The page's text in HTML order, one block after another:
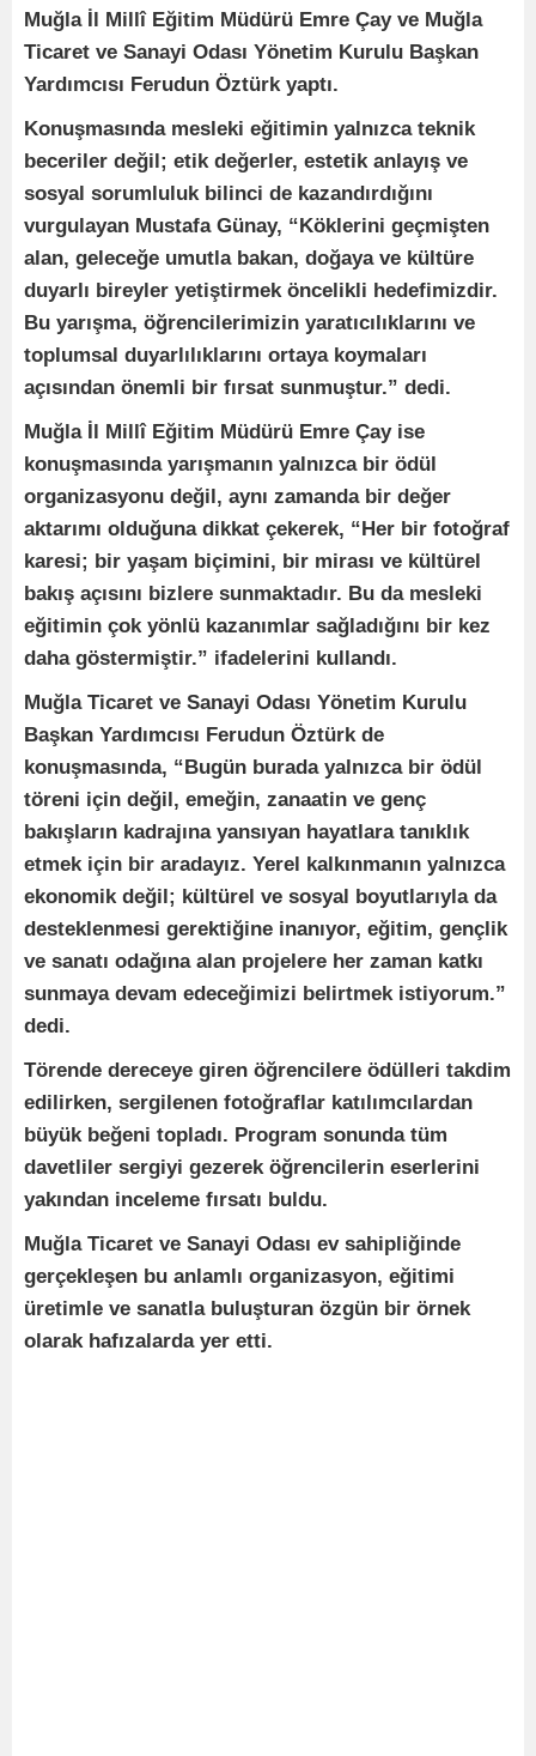
Muğla İl Millî Eğitim Müdürü Emre Çay ve Muğla
Ticaret ve Sanayi Odası Yönetim Kurulu Başkan
Yardımcısı Ferudun Öztürk yaptı.
Konuşmasında mesleki eğitimin yalnızca teknik
beceriler değil; etik değerler, estetik anlayış ve
sosyal sorumluluk bilinci de kazandırdığını
vurgulayan Mustafa Günay, “Köklerini geçmişten
alan, geleceğe umutla bakan, doğaya ve kültüre
duyarlı bireyler yetiştirmek öncelikli hedefimizdir.
Bu yarışma, öğrencilerimizin yaratıcılıklarını ve
toplumsal duyarlılıklarını ortaya koymaları
açısından önemli bir fırsat sunmuştur.” dedi.
Muğla İl Millî Eğitim Müdürü Emre Çay ise
konuşmasında yarışmanın yalnızca bir ödül
organizasyonu değil, aynı zamanda bir değer
aktarımı olduğuna dikkat çekerek, “Her bir fotoğraf
karesi; bir yaşam biçimini, bir mirası ve kültürel
bakış açısını bizlere sunmaktadır. Bu da mesleki
eğitimin çok yönlü kazanımlar sağladığını bir kez
daha göstermiştir.” ifadelerini kullandı.
Muğla Ticaret ve Sanayi Odası Yönetim Kurulu
Başkan Yardımcısı Ferudun Öztürk de
konuşmasında, “Bugün burada yalnızca bir ödül
töreni için değil, emeğin, zanaatin ve genç
bakışların kadrajına yansıyan hayatlara tanıklık
etmek için bir aradayız. Yerel kalkınmanın yalnızca
ekonomik değil; kültürel ve sosyal boyutlarıyla da
desteklenmesi gerektiğine inanıyor, eğitim, gençlik
ve sanatı odağına alan projelere her zaman katkı
sunmaya devam edeceğimizi belirtmek istiyorum.”
dedi.
Törende dereceye giren öğrencilere ödülleri takdim
edilirken, sergilenen fotoğraflar katılımcılardan
büyük beğeni topladı. Program sonunda tüm
davetliler sergiyi gezerek öğrencilerin eserlerini
yakından inceleme fırsatı buldu.
Muğla Ticaret ve Sanayi Odası ev sahipliğinde
gerçekleşen bu anlamlı organizasyon, eğitimi
üretimle ve sanatla buluşturan özgün bir örnek
olarak hafızalarda yer etti.